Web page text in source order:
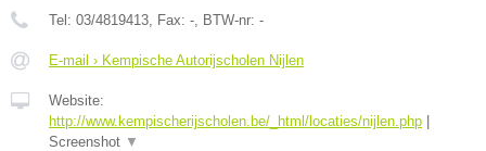
Tel: 03/4819413 , Fax: - , BTW-nr: -
E-mail › Kempische Autorijscholen Nijlen
Website:
http://www.kempischerijscholen.be/_html/locaties/nijlen.php
Screenshot ▼